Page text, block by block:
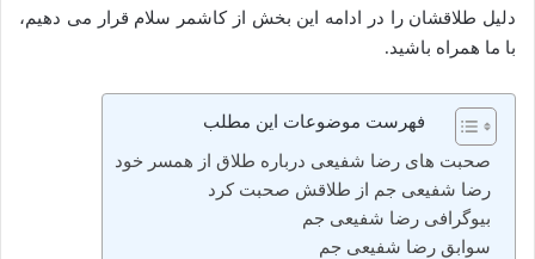
دلیل طلاقشان را در ادامه این بخش از کاشمر سلام قرار می دهیم،
با ما همراه باشید.
فهرست موضوعات این مطلب
صحبت های رضا شفیعی درباره طلاق از همسر خود
رضا شفیعی جم از طلاقش صحبت کرد
بیوگرافی رضا شفیعی جم
سوابق رضا شفیعی جم